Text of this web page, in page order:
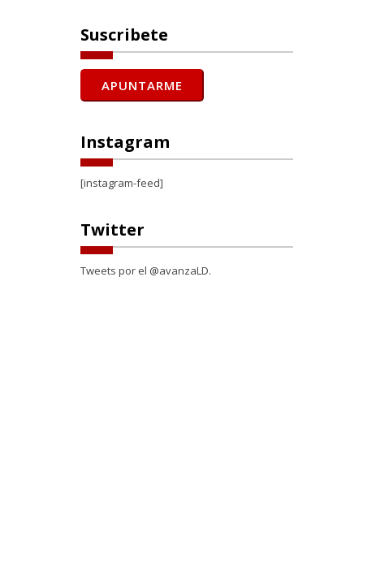
Suscribete
Instagram
[instagram-feed]
Twitter
Tweets por el @avanzaLD.